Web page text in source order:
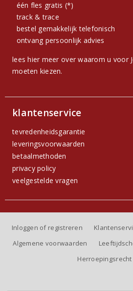
één fles gratis (*)
track & trace
bestel gemakkelijk telefonisch
ontvang persoonlijk advies
lees hier meer over waarom u voor
moeten kiezen.
klantenservice
tevredenheidsgarantie
leveringsvoorwaarden
betaalmethoden
privacy policy
veelgestelde vragen
Inloggen of registreren
Algemene voorwaarden
Herroepingsrecht